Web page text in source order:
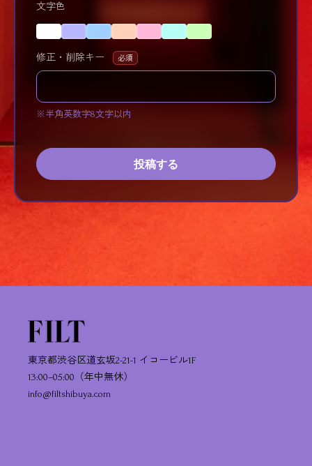
文字色
修正・削除キー 必須
※半角英数字8文字以内
投稿する
東京都渋谷区道玄坂2-21-1 イコービル1F
13:00–05:00（年中無休）
info@filtshibuya.com